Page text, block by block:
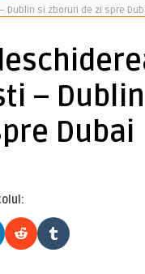
Dublin si zboruri de zi spre
–
Dubai